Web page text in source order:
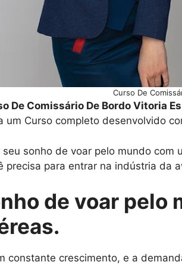
Curso De
De Comissário De Bordo Vitoria Es
um Curso completo desenvolvido
sonho de voar pelo mundo
precisa para entrar na indústria da
de voar
constante crescimento, e a